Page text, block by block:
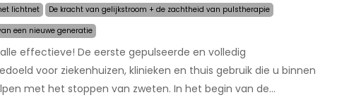
lichtnet
De kracht van gelijkstroom + de zachtheid van pulstherapie
een nieuwe generatie
effectieve! De eerste gepulseerde en volledig
voor ziekenhuizen, klinieken en thuis gebruik die u binnen
met het stoppen van zweten. In het begin van de